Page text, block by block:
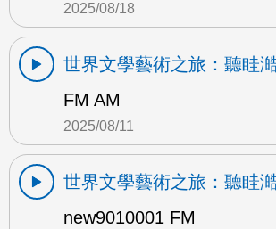
2025/08/18
世界文學藝術之旅：聽眭
FM AM
2025/08/11
世界文學藝術之旅：聽眭
new9010001 FM